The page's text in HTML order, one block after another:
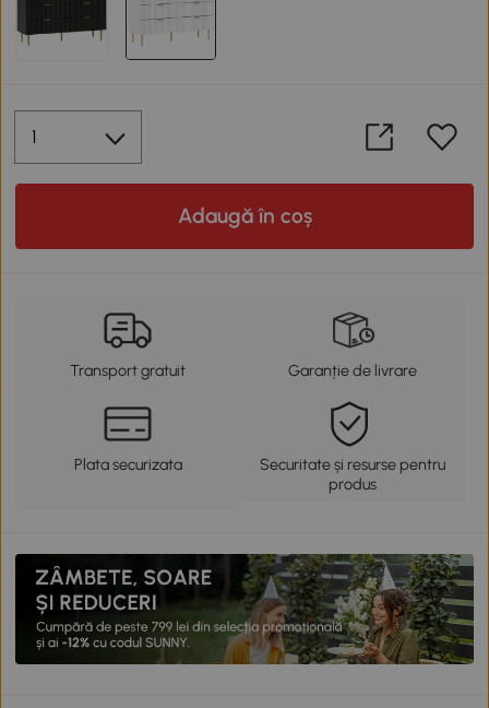
Adaugă în coș
Transport gratuit Garanție de livrare
Plata securizata
Securitate și resurse pentru
produs